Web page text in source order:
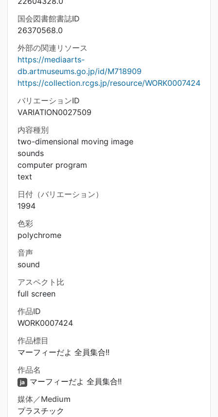
国会図書館書誌ID
26370568.0
外部の関連リソース
https://mediaarts-
db.artmuseums.go.jp/id/M718909
https://collection.rcgs.jp/resource/WORK0007424
バリエーションID
VARIATION0027509
内容種別
two-dimensional moving image
sounds
computer program
text
日付（バリエーション）
1994
色彩
polychrome
音声
sound
アスペクト比
full screen
作品ID
WORK0007424
作品標目
マーフィーだよ 全員集合!!
作品名
ja マーフィーだよ 全員集合!!
媒体／Medium
プラスチック